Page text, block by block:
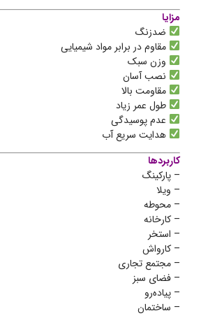
مزایا
ضدزنگ
مقاوم در برابر مواد شیمیایی
وزن سبک
نصب آسان
مقاومت بالا
طول عمر زیاد
عدم پوسیدگی
هدایت سریع آب
کاربردها
– پارکینگ
– ویلا
– محوطه
– کارخانه
– استخر
– کارواش
– مجتمع تجاری
– فضای سبز
– پیاده‌رو
– ساختمان